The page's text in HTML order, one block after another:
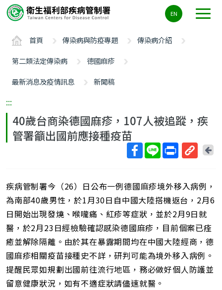
要
ALT+C
EN
首頁 傳染病與防疫專題
傳染病介紹
第二類法定傳染病
德國麻疹
最新消息及疫情訊息
新聞稿
:::
40歲台商染德國麻疹，107人被追蹤，疾
管署籲出國前應接種疫苗
短
網
址
回
疾病管制署今（26）日公布一例德國麻疹境外移入病例，
為南部40歲男性，於1月30日自中國大陸搭機返台，2月6
日開始出現發燒、喉嚨痛、紅疹等症狀，並於2月9日就
醫，於2月23日經檢驗確認感染德國麻疹，目前個案已痊
癒並解除隔離。由於其在暴露期間均在中國大陸經商，德
國麻疹相關疫苗接種史不詳，研判可能為境外移入病例。
提醒民眾如規劃出國前往流行地區，務必做好個人防護並
留意健康狀況，如有不適症狀請儘速就醫。